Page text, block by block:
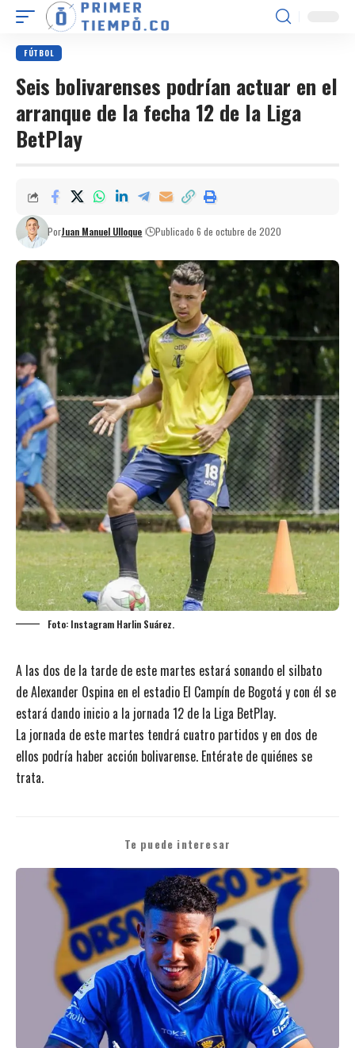
FÚTBOL
Seis bolivarenses podrían actuar en el
arranque de la fecha 12 de la Liga
BetPlay
PorJuan Manuel Ulloque Publicado 6 de octubre de 2020
Foto: Instagram Harlin Suárez.
A las dos de la tarde de este martes estará sonando el silbato
de Alexander Ospina en el estadio El Campín de Bogotá y con él se
estará dando inicio a la jornada 12 de la Liga BetPlay.
La jornada de este martes tendrá cuatro partidos y en dos de
ellos podría haber acción bolivarense. Entérate de quiénes se
trata.
Te puede interesar